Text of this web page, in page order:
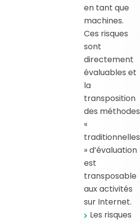
en tant que
machines.
Ces risques
sont
directement
évaluables et
la
transposition
des méthodes
«
traditionnelles
» d’évaluation
est
transposable
aux activités
sur Internet.
Les risques